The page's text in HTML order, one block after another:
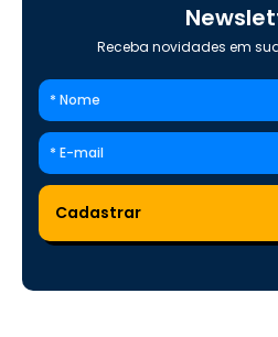
Receba novidades em